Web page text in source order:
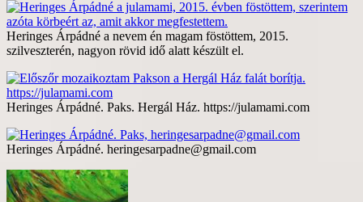
Heringes Árpádné a nevem én magam föstöttem, 2015.
szilveszterén, nagyon rövid idő alatt készült el.
Heringes Árpádné. Paks. Hergál Ház. https://julamami.com
Heringes Árpádné. heringesarpadne@gmail.com